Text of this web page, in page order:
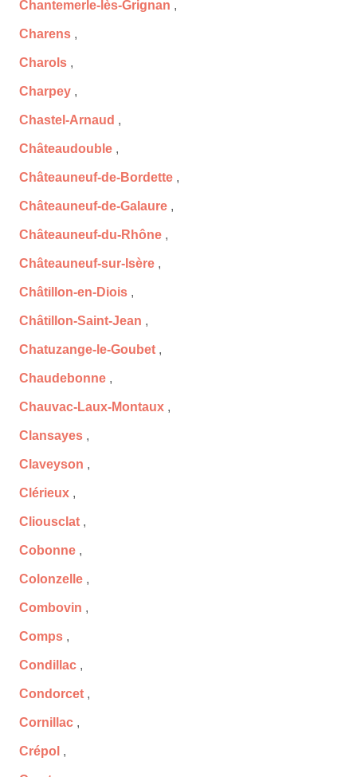
Chantemerle-lès-Grignan ,
Charens ,
Charols ,
Charpey ,
Chastel-Arnaud ,
Châteaudouble ,
Châteauneuf-de-Bordette ,
Châteauneuf-de-Galaure ,
Châteauneuf-du-Rhône ,
Châteauneuf-sur-Isère ,
Châtillon-en-Diois ,
Châtillon-Saint-Jean ,
Chatuzange-le-Goubet ,
Chaudebonne ,
Chauvac-Laux-Montaux ,
Clansayes ,
Claveyson ,
Clérieux ,
Cliousclat ,
Cobonne ,
Colonzelle ,
Combovin ,
Comps ,
Condillac ,
Condorcet ,
Cornillac ,
Crépol ,